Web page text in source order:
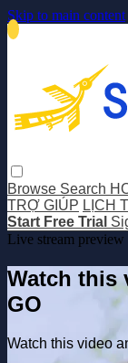
Skip to main content
Browse Search
TRỢ GIÚP LỊCH
Start Free Trial
Live stream preview
Watch this
GO
Watch this video